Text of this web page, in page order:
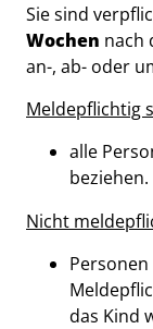
Sie sind
Wochen nach
an-, ab- oder
Meldepflichtig
alle
beziehen.
Nicht
das Kind